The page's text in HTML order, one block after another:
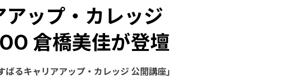
ップ・カレッジ
倉橋美佳が登壇
るキャリアアップ・カレッジ 公開講座」